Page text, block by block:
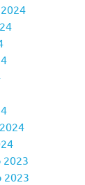
2023
2023